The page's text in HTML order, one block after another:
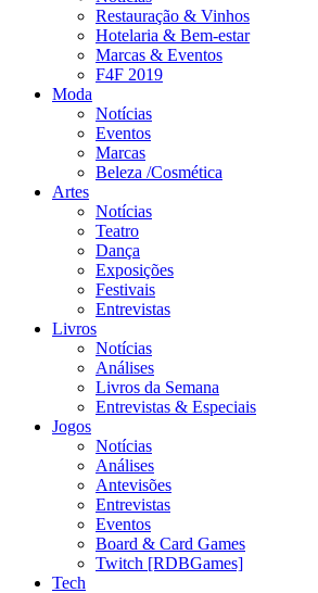
Restauração & Vinhos
Hotelaria & Bem-estar
Marcas & Eventos
F4F 2019
Moda
Notícias
Eventos
Marcas
Beleza /Cosmética
Artes
Notícias
Teatro
Dança
Exposições
Festivais
Entrevistas
Livros
Notícias
Análises
Livros da Semana
Entrevistas & Especiais
Jogos
Notícias
Análises
Antevisões
Entrevistas
Eventos
Board & Card Games
Twitch [RDBGames]
Tech